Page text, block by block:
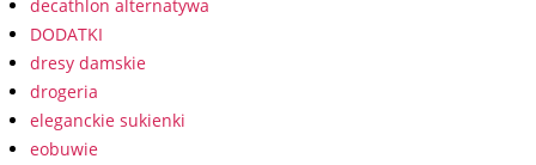
decathlon alternatywa
DODATKI
dresy damskie
drogeria
eleganckie sukienki
eobuwie